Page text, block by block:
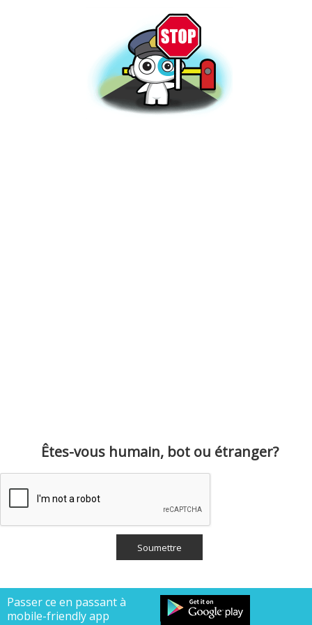
Êtes-vous humain, bot ou étranger?
Passer ce en passant à
mobile-friendly app